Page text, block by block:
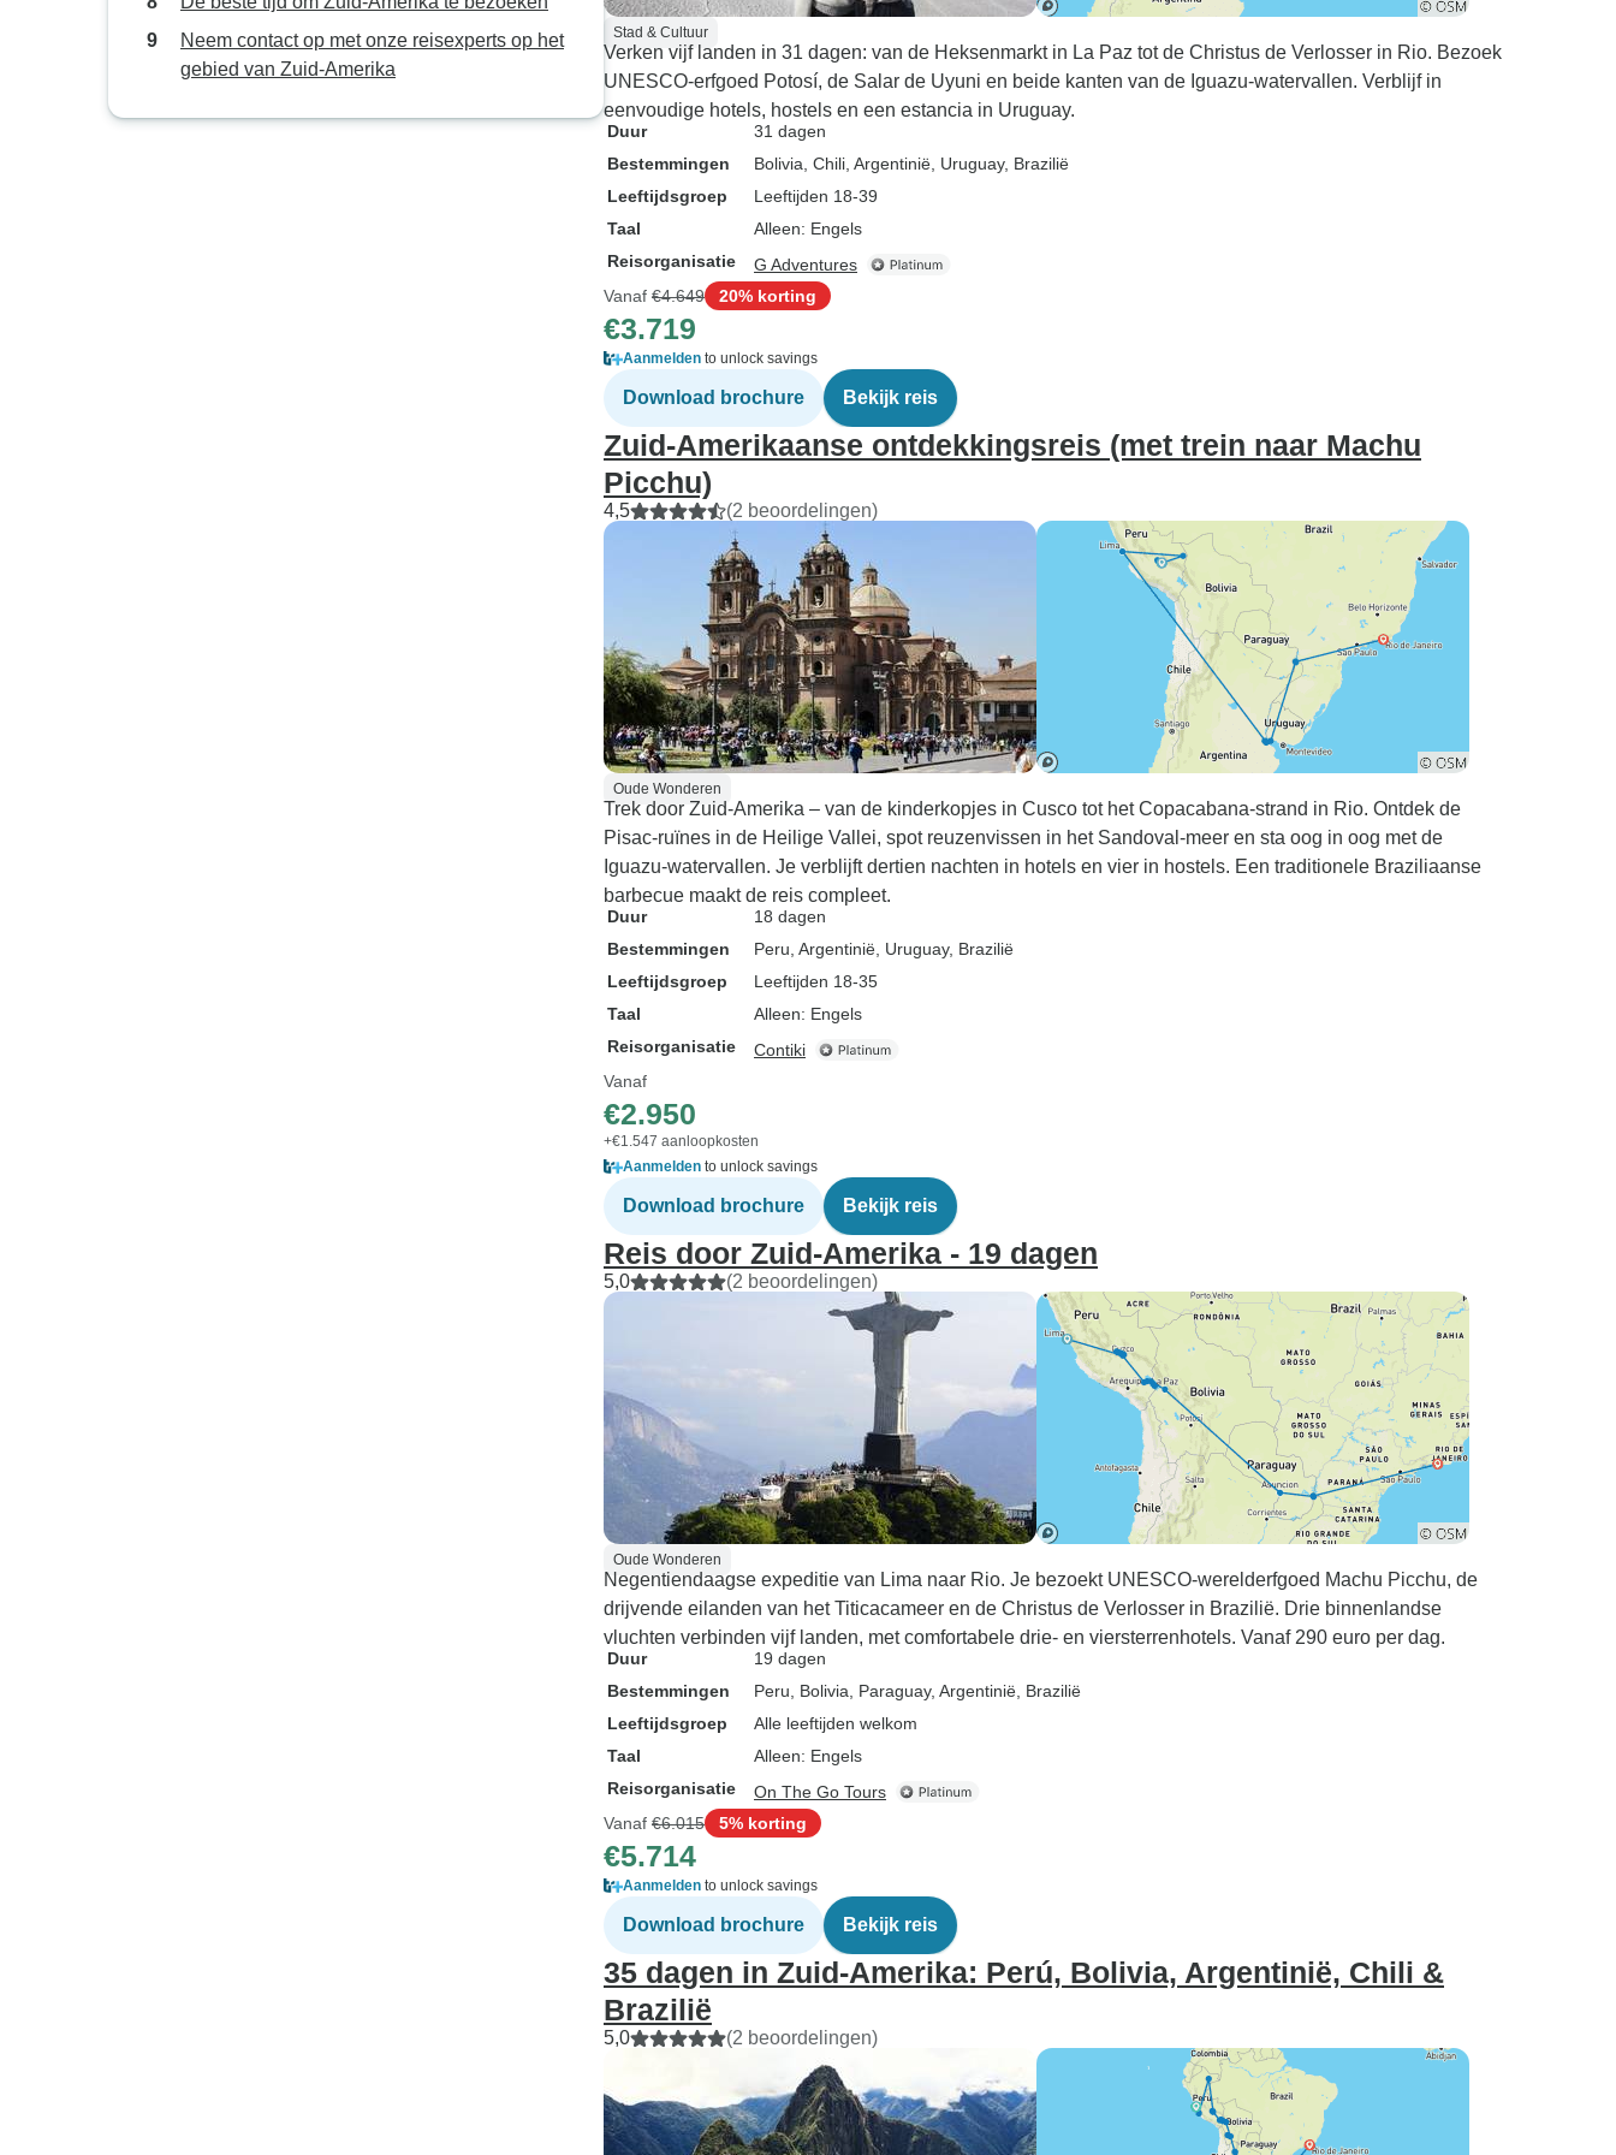
maar je zult doorweekt zijn
dus neem extra kleren en
schoenen mee. De
Braziliaanse kant van de
watervallen is volgepakt
met toeristen en lang niet
aanraden! Het zijn veel
Peru kan je een beetje yuck
voelen, maar je past je aan.
Veel plezier! En bedankt!
Neem contact op met onze reisexperts op het
gebied van Zuid-Amerika
Stad & Cultuur
Verken vijf landen in 31 dagen: van de Heksenmarkt in La Paz tot de Christus de Verlosser in Rio. Bezoek
UNESCO-erfgoed Potosí, de Salar de Uyuni en beide kanten van de Iguazu-watervallen. Verblijf in
eenvoudige hotels, hostels en een estancia in Uruguay.
Duur
31 dagen
Bestemmingen
Bolivia , Chili , Argentinië , Uruguay, Brazilië
Leeftijdsgroep
Leeftijden 18-39
Taal
Alleen: Engels
Reisorganisatie
G Adventures
Vanaf €4.649 20% korting
€3.719
Aanmelden to unlock savings
Download brochure Bekijk reis
Zuid-Amerikaanse ontdekkingsreis (met trein naar Machu
Picchu)
4,5 (2 beoordelingen)
Oude Wonderen
Trek door Zuid-Amerika – van de kinderkopjes in Cusco tot het Copacabana-strand in Rio. Ontdek de
Pisac-ruïnes in de Heilige Vallei, spot reuzenvissen in het Sandoval-meer en sta oog in oog met de
Iguazu-watervallen. Je verblijft dertien nachten in hotels en vier in hostels. Een traditionele Braziliaanse
barbecue maakt de reis compleet.
Duur
18 dagen
Bestemmingen
Peru , Argentinië , Uruguay, Brazilië
Leeftijdsgroep
Leeftijden 18-35
Taal
Alleen: Engels
Reisorganisatie
Contiki
Vanaf
€2.950
+€1.547 aanloopkosten
Aanmelden to unlock savings
Download brochure Bekijk reis
Reis door Zuid-Amerika - 19 dagen
5,0 (2 beoordelingen)
Oude Wonderen
Negentiendaagse expeditie van Lima naar Rio. Je bezoekt UNESCO-werelderfgoed Machu Picchu, de
drijvende eilanden van het Titicacameer en de Christus de Verlosser in Brazilië. Drie binnenlandse
vluchten verbinden vijf landen, met comfortabele drie- en viersterrenhotels. Vanaf 290 euro per dag.
Duur
19 dagen
Bestemmingen
Peru , Bolivia , Paraguay, Argentinië , Brazilië
Leeftijdsgroep
Alle leeftijden welkom
Taal
Alleen: Engels
Reisorganisatie
On The Go Tours
Vanaf €6.015 5% korting
€5.714
Aanmelden to unlock savings
Download brochure Bekijk reis
35 dagen in Zuid-Amerika: Perú, Bolivia, Argentinië, Chili &
Brazilië
5,0 (2 beoordelingen)